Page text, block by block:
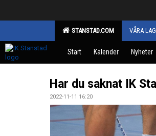
STANSTAD.COM VÅRA LAG
Start Kalender Nyheter
Har du saknat IK
2022-11-11 16:20